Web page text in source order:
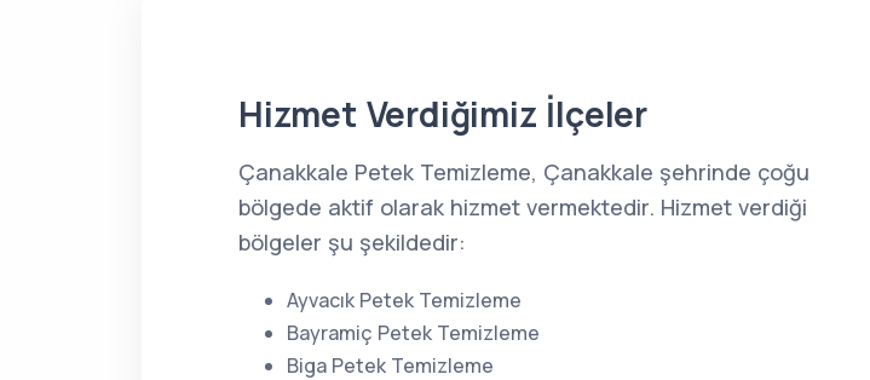
Hizmet Verdiğimiz İlçeler
Çanakkale Petek Temizleme, Çanakkale şehrinde çoğu
bölgede aktif olarak hizmet vermektedir. Hizmet verdiği
bölgeler şu şekildedir:
Ayvacık Petek Temizleme
Bayramiç Petek Temizleme
Biga Petek Temizleme